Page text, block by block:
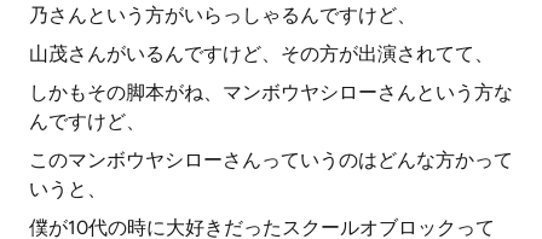
乃さんという方がいらっしゃるんですけど、
山茂さんがいるんですけど、その方が出演されてて、
しかもその脚本がね、マンボウヤシローさんという方な
んですけど、
このマンボウヤシローさんっていうのはどんな方かって
いうと、
僕が10代の時に大好きだったスクールオブロックって